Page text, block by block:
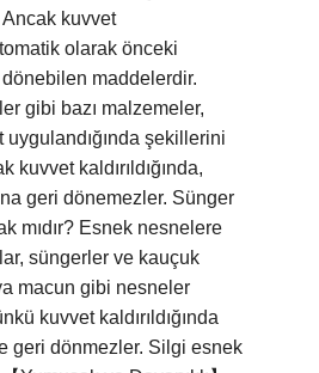
kuvvet
olarak önceki
maddelerdir.
gibi bazı malzemeler,
şekillerini
kuvvet kaldırıldığında,
geri dönemezler. Sünger
mıdır? Esnek nesnelere
süngerler ve kauçuk
macun gibi nesneler
kuvvet kaldırıldığında
geri dönmezler. Silgi esnek